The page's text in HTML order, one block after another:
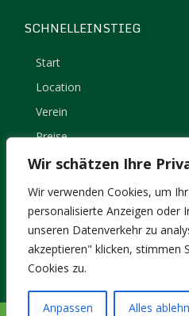
Wir schätzen Ihre
Wir verwenden Cookies, um
personalisierte Anzeigen oder
unseren Datenverkehr zu
akzeptieren" klicken, stimmen
Cookies zu.
Anpassen Alles
SCHNELLEINSTIEG
Start
Location
Verein
Preise
Kontakt
Impressum
Datenschutz